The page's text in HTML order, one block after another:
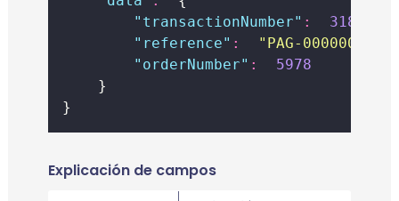
" transactionNumber" : 31859
" reference" : " PAG-
" orderNumber" :
5978
    }
}
Explicación de campos